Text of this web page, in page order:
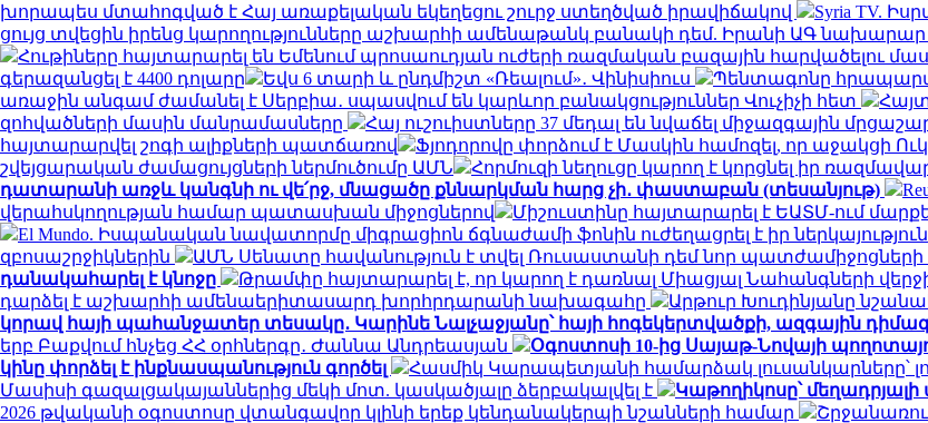
խորապես մտահոգված է Հայ առաքելական եկեղեցու շուրջ ստեղծված իրավիճակով
Syria TV.
ցույց տվեցին իրենց կարողությունները աշխարհի ամենաթանկ բանակի դեմ. Իրանի ԱԳ նախարար
Հութիները հայտարարել են Եմենում պրոսաուդյան ուժերի ռազմական բազային հարվածելու
գերազանցել է 4400 դոլարը
Եվս 6 տարի և ընդմիշտ «Ռեալում»․ Վինիսիուս Պենտագոնը
առաջին անգամ ժամանել է Սերբիա․ սպասվում են կարևոր բանակցություններ Վուչիչի հետ
զոհվածների մասին մանրամասները
Հայ ուշուիստները 37 մեդալ են նվաճել միջազգային
հայտարարվել շոգի ալիքների պատճառով
Ֆյոդորովը փորձում է Մասկին համոզել, որ աջակցի
շվեյցարական ժամացույցների ներմուծումը ԱՄՆ
Հորմուզի նեղուցը կարող է կորցնել իր
դատարանի առջև կանգնի ու վե՛րջ, մնացածը քննարկման հարց չի․ փաստաբան (տեսանյութ)
վերահսկողության համար պատասխան միջոցներով
Միշուստինը հայտարարել է ԵԱՏՄ-ում
El Mundo. Իսպանական նավատորմը միգրացիոն ճգնաժամի ֆոնին ուժեղացրել է իր
զբոսաշրջիկներին
ԱՄՆ Սենատը հավանություն է տվել Ռուսաստանի դեմ նոր պատժամիջոցների
դանակահարել է կնոջը
Թրամփը հայտարարել է, որ կարող է դառնալ Միացյալ Նահանգների
դարձել է աշխարհի ամենաերիտասարդ խորհրդարանի նախագահը
Արթուր Խուդինյանը
կորավ հայի պահանջատեր տեսակը․ Կարինե Նալչաջյանը՝ հայի հոգեկերտվածքի, ազգային
երբ Բաքվում հնչեց ՀՀ օրհներգը․ Ժաննա Անդրեասյան
Օգոստոսի 10-ից Սայաթ-Նովայի
կինը փորձել է ինքնասպանություն գործել
Հասմիկ Կարապետյանի համարձակ լուսանկարները՝
Մասիսի գազալցակայաններից մեկի մոտ. կասկածյալը ձերբակալվել է
Կաթողիկոսը՝
2026 թվականի օգոստոսը վտանգավոր կլինի երեք կենդանակերպի նշանների համար